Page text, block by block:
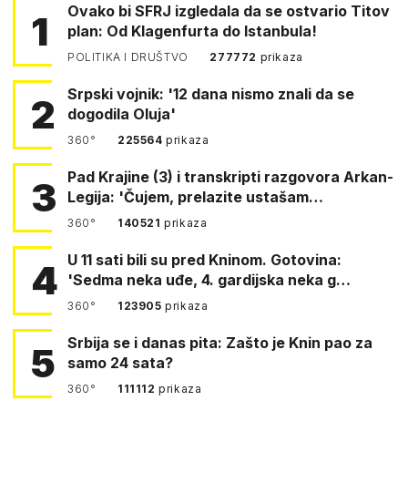
1
Ovako bi SFRJ izgledala da se ostvario Titov
plan: Od Klagenfurta do Istanbula!
POLITIKA I DRUŠTVO 277772 prikaza
2
Srpski vojnik: '12 dana nismo znali da se
dogodila Oluja'
360° 225564prikaza
3
Pad Krajine (3) i transkripti razgovora Arkan-
Legija: 'Čujem, prelazite ustašam…
360° 140521prikaza
4 U 11 sati bili su pred Kninom. Gotovina:
'Sedma neka uđe, 4. gardijska neka g…
360° 123905prikaza
5
Srbija se i danas pita: Zašto je Knin pao za
samo 24 sata?
360° 111112prikaza